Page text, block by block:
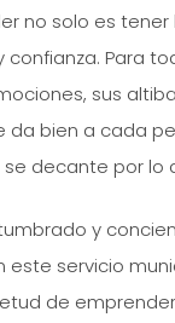
no solo es
Para
sus
bien a cada
decante por lo
y
servicio
de